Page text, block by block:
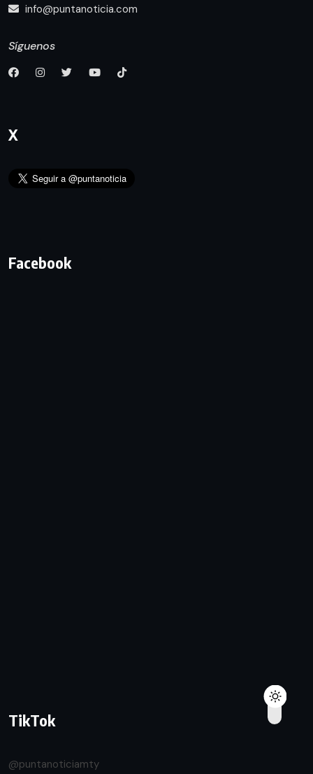
info@puntanoticia.com
Síguenos
X
Facebook
TikTok
@puntanoticiamty